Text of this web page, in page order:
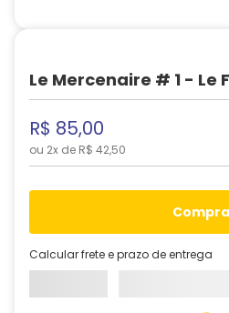
Le Mercenaire # 1 - Le
R$ 85,00
ou 2x de R$ 42,50
Calcular frete e prazo de entrega